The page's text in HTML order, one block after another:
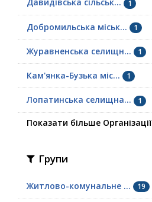
1
Добромильська міськ... 1
Журавненська селищн... 1
Кам'янка-Бузька міс... 1
Лопатинська селищна... 1
Показати більше Організації
Групи
Житлово-комунальне ... 19